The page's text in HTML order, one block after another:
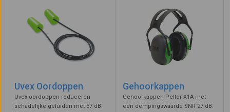
Uvex Oordoppen
Uvex oordoppen reduceren
schadelijke geluiden met 37 dB.
Gehoorkappen
Gehoorkappen Peltor X1A met
een dempingswaarde SNR 27 dB.